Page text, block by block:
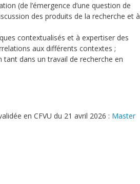
(de l’émergence d’une question de
des produits de la recherche et à
contextualisés et à expertiser des
aux différents contextes ;
dans un travail de recherche en
en CFVU du 21 avril 2026 : Master